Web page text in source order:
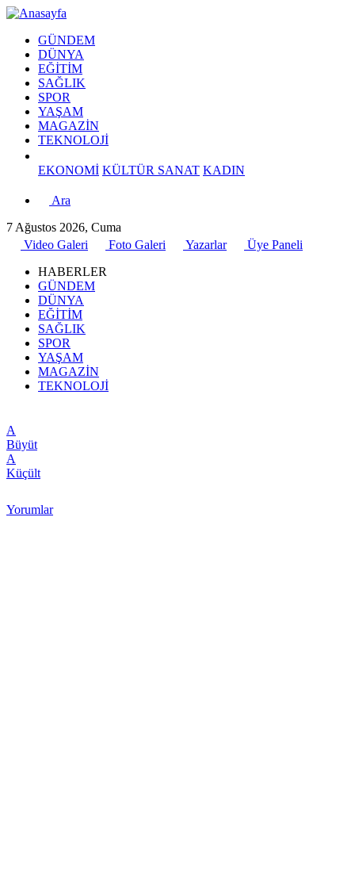
GÜNDEM
DÜNYA
EĞİTİM
SAĞLIK
SPOR
YAŞAM
MAGAZİN
TEKNOLOJİ
EKONOMİ KÜLTÜR SANAT KADIN
Ara
7 Ağustos 2026, Cuma
Video Galeri
Foto Galeri Yazarlar
Üye Paneli
HABERLER
GÜNDEM
DÜNYA
EĞİTİM
SAĞLIK
SPOR
YAŞAM
MAGAZİN
TEKNOLOJİ
A
Büyüt
A
Küçült
Yorumlar